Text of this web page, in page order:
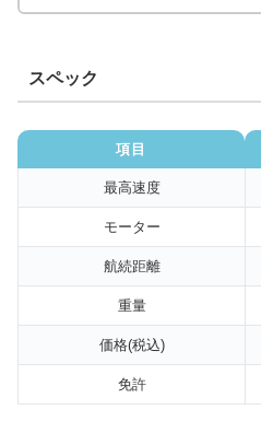
スペック
項目
最高速度
モーター
航続距離
重量
価格(税込)
免許